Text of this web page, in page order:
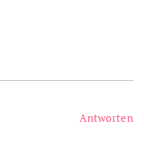
Antworten